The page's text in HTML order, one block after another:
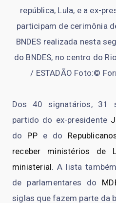
república, Lula, e a ex-
participam de cerimônia
BNDES realizada nesta
do BNDES, no centro do
/ ESTADÃO Foto:©
Dos 40 signatários, 31
partido do ex-presidente
do PP e do
receber ministérios de
ministerial. A lista
de parlamentares do
siglas que fazem parte da